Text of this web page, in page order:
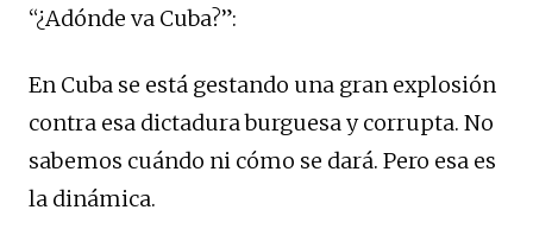
“¿Adónde va Cuba?”:
En Cuba se está gestando una gran explosión
contra esa dictadura burguesa y corrupta. No
sabemos cuándo ni cómo se dará. Pero esa es
la dinámica.